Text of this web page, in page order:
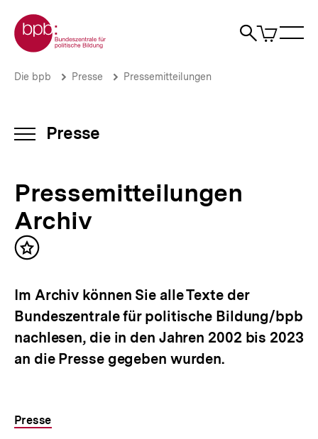
zum
Seiteninhalt
springen
Zur Startseite der bpb
Suche
Artikel
im
Pressemitteilungen
bpb.de
Brotkrümelnavigation
Pfadnavigation
Die bpb Presse Pressemitteilungen
INHALTSNAVIGATION
Presse
Pressemitteilungen
Archiv
Inhalt
Im Archiv können Sie alle Texte der
Bundeszentrale für politische Bildung/bpb
nachlesen, die in den Jahren 2002 bis 2023
an die Presse gegeben wurden.
Presse